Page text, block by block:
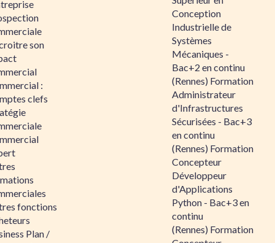
son
:
clefs
fonctions
Plan /
Conception
Industrielle de
Systèmes
Mécaniques -
Bac+2 en continu
(Rennes) Formation
Administrateur
d'Infrastructures
Sécurisées - Bac+3
en continu
(Rennes) Formation
Concepteur
Développeur
d'Applications
Python - Bac+3 en
continu
(Rennes) Formation